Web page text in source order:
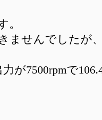
。
ませんでしたが
が7500rpmで